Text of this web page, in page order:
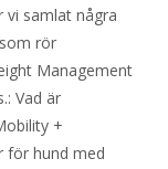
vi samlat några
rör
Management
Vad är
+
för hund med